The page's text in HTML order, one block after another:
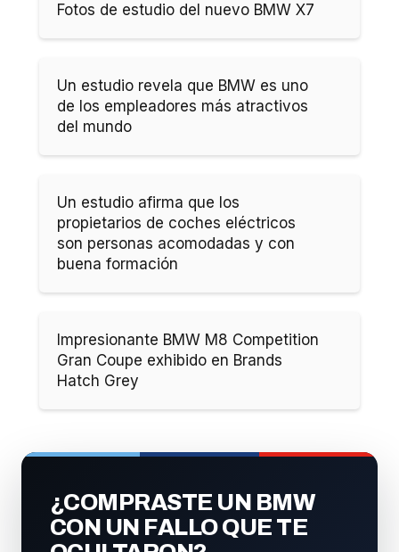
Fotos de estudio del nuevo BMW X7
Un estudio revela que BMW es uno
de los empleadores más atractivos
del mundo
Un estudio afirma que los
propietarios de coches eléctricos
son personas acomodadas y con
buena formación
Impresionante BMW M8 Competition
Gran Coupe exhibido en Brands
Hatch Grey
¿COMPRASTE UN BMW
CON UN FALLO QUE TE